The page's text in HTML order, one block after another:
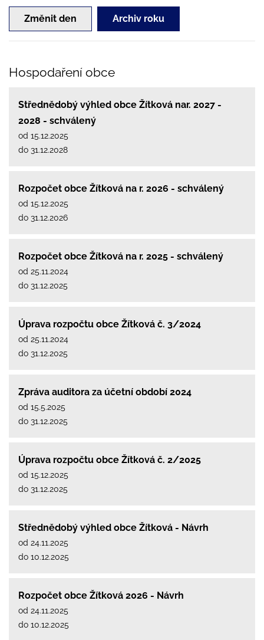
Změnit den Archiv roku
Hospodaření obce
Střednědobý výhled obce Žítková nar. 2027 -
2028 - schválený
od 15.12.2025
do 31.12.2028
Rozpočet obce Žítková na r. 2026 - schválený
od 15.12.2025
do 31.12.2026
Rozpočet obce Žítková na r. 2025 - schválený
od 25.11.2024
do 31.12.2025
Úprava rozpočtu obce Žítková č. 3/2024
od 25.11.2024
do 31.12.2025
Zpráva auditora za účetní období 2024
od 15.5.2025
do 31.12.2025
Úprava rozpočtu obce Žítková č. 2/2025
od 15.12.2025
do 31.12.2025
Střednědobý výhled obce Žítková - Návrh
od 24.11.2025
do 10.12.2025
Rozpočet obce Žítková 2026 - Návrh
od 24.11.2025
do 10.12.2025